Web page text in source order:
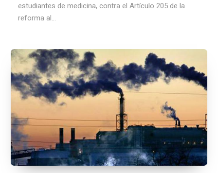
estudiantes de medicina, contra el Artículo 205 de la
reforma al...